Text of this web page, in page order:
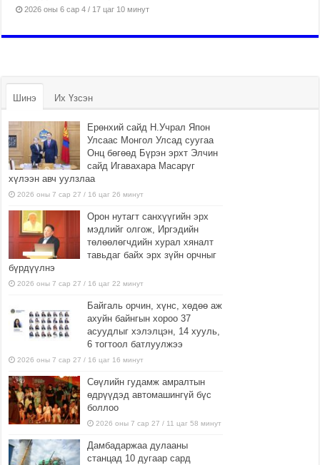
2026 оны 6 сар 4 / 17 цаг 10 минут
Шинэ Их Үзсэн
Ерөнхий сайд Н.Учрал Япон
Улсаас Монгол Улсад суугаа
Онц бөгөөд Бүрэн эрхт Элчин
сайд Игавахара Масарүг
хүлээн авч уулзлаа
2026 оны 7 сар 27 / 16 цаг 26 минут
Орон нутагт санхүүгийн эрх
мэдлийг олгож, Иргэдийн
төлөөлөгчдийн хурал хяналт
тавьдаг байх эрх зүйн орчныг
бүрдүүлнэ
2026 оны 7 сар 27 / 16 цаг 22 минут
Байгаль орчин, хүнс, хөдөө аж
ахуйн байнгын хороо 37
асуудлыг хэлэлцэн, 14 хууль,
6 тогтоол батлуулжээ
2026 оны 7 сар 27 / 16 цаг 16 минут
Сөүлийн гудамж амралтын
өдрүүдэд автомашингүй бүс
боллоо
2026 оны 7 сар 27 / 11 цаг 58 минут
Дамбадаржаа дулааны
станцад 10 дугаар сард